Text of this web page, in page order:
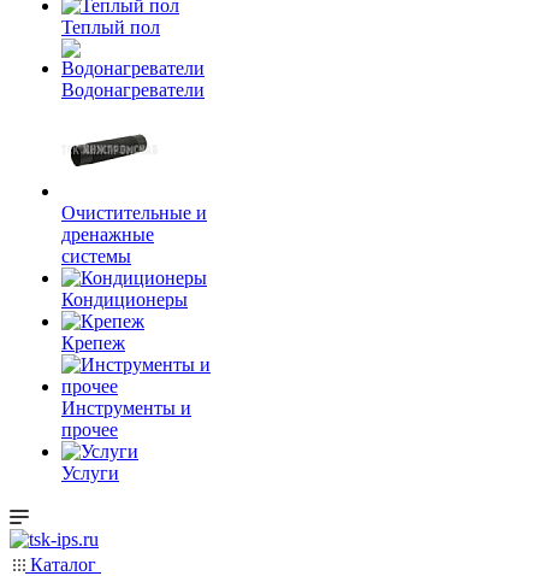
Теплый пол
Водонагреватели
Очистительные и
дренажные
системы
Кондиционеры
Крепеж
Инструменты и
прочее
Услуги
Каталог